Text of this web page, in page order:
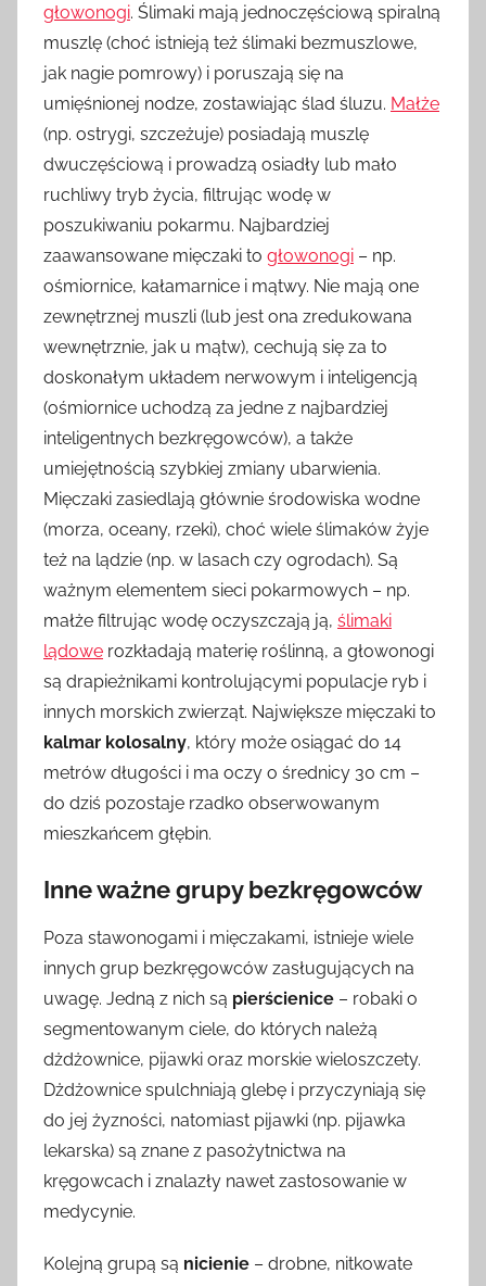
głowonogi. Ślimaki mają jednoczęściową spiralną
muszlę (choć istnieją też ślimaki bezmuszlowe,
jak nagie pomrowy) i poruszają się na
umięśnionej nodze, zostawiając ślad śluzu. Małże
(np. ostrygi, szczeżuje) posiadają muszlę
dwuczęściową i prowadzą osiadły lub mało
ruchliwy tryb życia, filtrując wodę w
poszukiwaniu pokarmu. Najbardziej
zaawansowane mięczaki to głowonogi – np.
ośmiornice, kałamarnice i mątwy. Nie mają one
zewnętrznej muszli (lub jest ona zredukowana
wewnętrznie, jak u mątw), cechują się za to
doskonałym układem nerwowym i inteligencją
(ośmiornice uchodzą za jedne z najbardziej
inteligentnych bezkręgowców), a także
umiejętnością szybkiej zmiany ubarwienia.
Mięczaki zasiedlają głównie środowiska wodne
(morza, oceany, rzeki), choć wiele ślimaków żyje
też na lądzie (np. w lasach czy ogrodach). Są
ważnym elementem sieci pokarmowych – np.
małże filtrując wodę oczyszczają ją, ślimaki
lądowe rozkładają materię roślinną, a głowonogi
są drapieżnikami kontrolującymi populacje ryb i
innych morskich zwierząt. Największe mięczaki to
kalmar kolosalny, który może osiągać do 14
metrów długości i ma oczy o średnicy 30 cm –
do dziś pozostaje rzadko obserwowanym
mieszkańcem głębin.
Inne ważne grupy bezkręgowców
Poza stawonogami i mięczakami, istnieje wiele
innych grup bezkręgowców zasługujących na
uwagę. Jedną z nich są pierścienice – robaki o
segmentowanym ciele, do których należą
dżdżownice, pijawki oraz morskie wieloszczety.
Dżdżownice spulchniają glebę i przyczyniają się
do jej żyzności, natomiast pijawki (np. pijawka
lekarska) są znane z pasożytnictwa na
kręgowcach i znalazły nawet zastosowanie w
medycynie.
Kolejną grupą są nicienie – drobne, nitkowate